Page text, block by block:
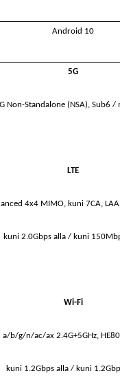
Android 10
5G
Non-Standalone (NSA), Sub6 /
LTE
4x4 MIMO, kuni 7CA,
kuni 2.0Gbps alla / kuni
Wi-Fi
a/b/g/n/ac/ax 2.4G+5GHz,
kuni 1.2Gbps alla / kuni